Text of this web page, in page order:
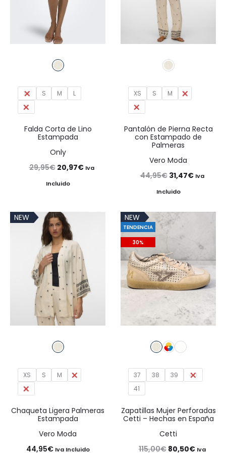
XS S M
L
XL
Falda Corta de Lino
Estampada
Only
29,95€ El
precio
era:
29,95€.
20,97€ElIva
Incluido
XS S M
L
XL
Pantalón de Pierna Recta
con Estampado de
Palmeras
Vero Moda
44,95€ El
precio
era:
44,95€.
31,47€ElIva
Incluido
NEW
XS S M
L
XL
Chaqueta Ligera Palmeras
Estampada
Vero Moda
44,95€ Iva Incluido
NEW
TENDENCIA
30%
37 38 39
40
41
Zapatillas Mujer Perforadas
Cetti – Hechas en España
Cetti
115,00€ El
80,50€ElIva